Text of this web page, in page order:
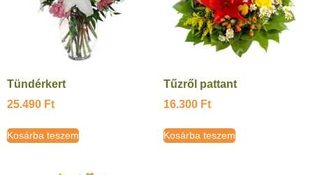
Tündérkert
25.490 Ft
Kosárba teszem
Tűzről pattant
16.300 Ft
Kosárba teszem